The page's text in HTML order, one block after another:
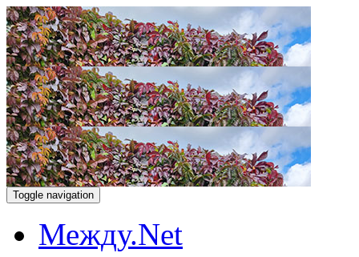
Toggle navigation
Между.Net